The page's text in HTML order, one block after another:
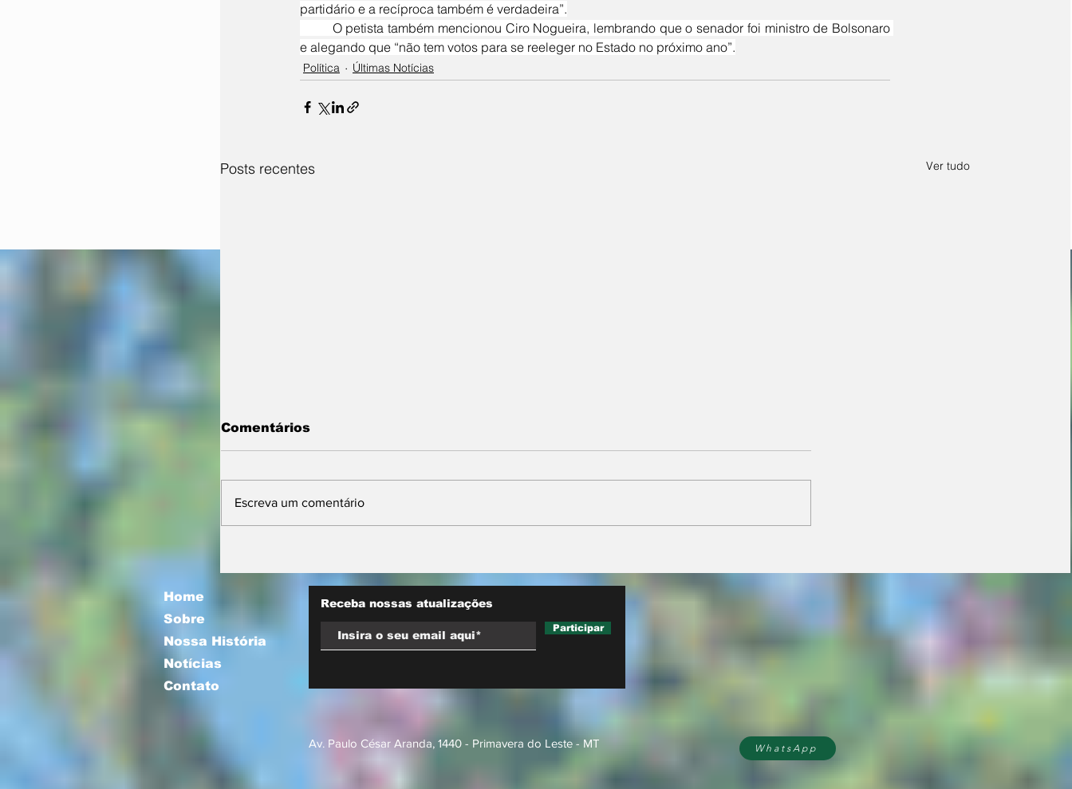
partidário e a recíproca também é verdadeira”.
e alegando que “não tem votos para se reeleger no Estado no próximo ano”.
Política Últimas Notícias
Posts recentes Ver tudo
atuação de food trucks
que entrou na sigla com
do MDB ao Senado
Comentários
Escreva um comentário
Home
Sobre
Nossa História
Notícias
Contato
Receba nossas atualizações
Participar
Av. Paulo César Aranda, 1440 - Primavera do Leste - MT WhatsApp